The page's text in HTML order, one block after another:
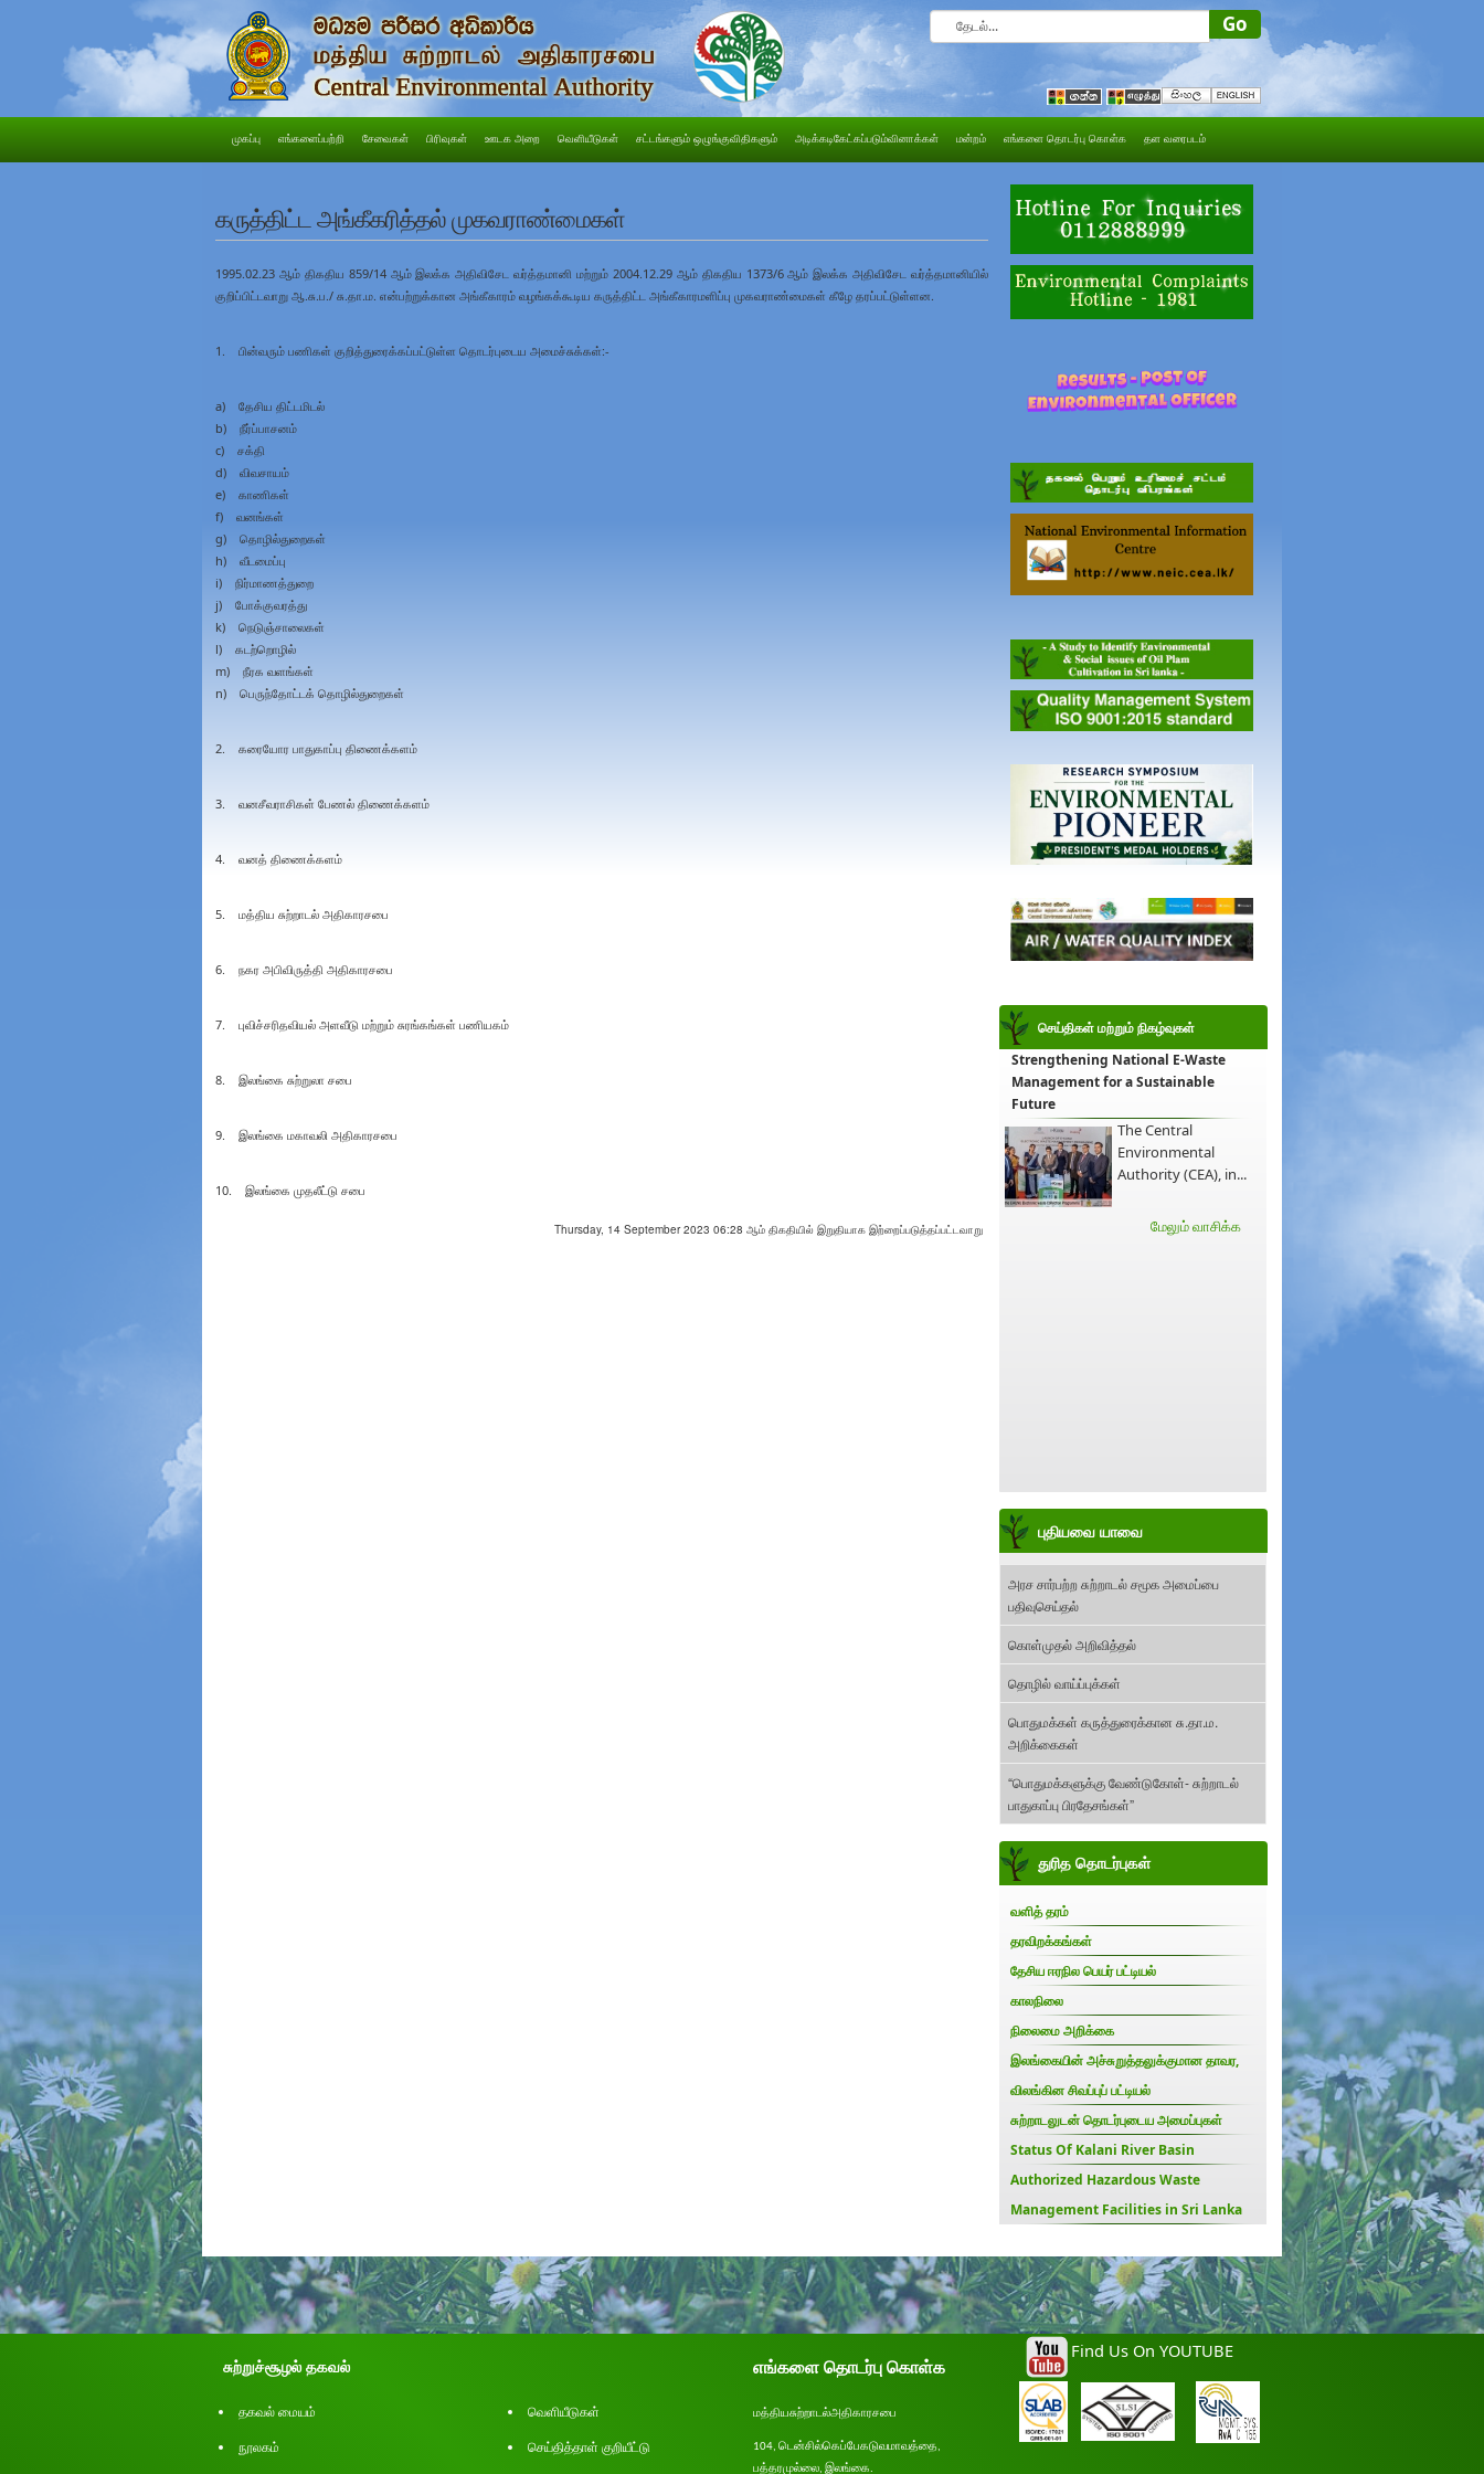
முகப்பு எங்களைப்பற்றி சேவைகள் பிரிவுகள் ஊடக அறை வெளியீடுகள் சட்டங்களும் ஒழுங்குவிதிகளும் அடிக்கடிகேட்கப்படும்வினாக்கள் மன்றம் எங்களை தொடர்பு கொள்க தள வரைபடம்
கருத்திட்ட அங்கீகரித்தல் முகவராண்மைகள்
1995.02.23 ஆம் திகதிய 859/14 ஆம் இலக்க அதிவிசேட வர்த்தமானி மற்றும் 2004.12.29 ஆம் திகதிய 1373/6 ஆம் இலக்க அதிவிசேட வர்த்தமானியில்
குறிப்பிட்டவாறு ஆ.சு.ப./ சு.தா.ம. என்பற்றுக்கான அங்கீகாரம் வழங்கக்கூடிய கருத்திட்ட அங்கீகாரமளிப்பு முகவராண்மைகள் கீழே தரப்பட்டுள்ளன.
1. பின்வரும் பணிகள் குறித்துரைக்கப்பட்டுள்ள தொடர்புடைய அமைச்சுக்கள்:-
a) தேசிய திட்டமிடல்
b) நீர்ப்பாசனம்
c) சக்தி
d) விவசாயம்
e) காணிகள்
f) வனங்கள்
g) தொழில்துறைகள்
h) வீடமைப்பு
i) நிர்மாணத்துறை
j) போக்குவரத்து
k) நெடுஞ்சாலைகள்
l) கடற்றொழில்
m) நீரக வளங்கள்
n) பெருந்தோட்டக் தொழில்துறைகள்
2. கரையோர பாதுகாப்பு திணைக்களம்
3. வனசீவராசிகள் பேணல் திணைக்களம்
4. வனத் திணைக்களம்
5. மத்திய சுற்றாடல் அதிகாரசபை
6. நகர அபிவிருத்தி அதிகாரசபை
7. புவிச்சரிதவியல் அளவீடு மற்றும் சுரங்கங்கள் பணியகம்
8. இலங்கை சுற்றுலா சபை
9. இலங்கை மகாவலி அதிகாரசபை
10. இலங்கை முதலீட்டு சபை
Thursday, 14 September 2023 06:28 ஆம் திகதியில் இறுதியாக இற்றைப்படுத்தப்பட்டவாறு
செய்திகள் மற்றும் நிகழ்வுகள்
Strengthening National E-Waste
Management for a Sustainable
Future
The Central
Environmental
Authority (CEA), in...
மேலும் வாசிக்க
புதியவை யாவை
அரச சார்பற்ற சுற்றாடல் சமூக அமைப்பை
பதிவுசெய்தல்
கொள்முதல் அறிவித்தல்
தொழில் வாய்ப்புக்கள்
பொதுமக்கள் கருத்துரைக்கான சு.தா.ம.
அறிக்கைகள்
“பொதுமக்களுக்கு வேண்டுகோள்- சுற்றாடல்
பாதுகாப்பு பிரதேசங்கள்”
துரித தொடர்புகள்
வளித் தரம்
தரவிறக்கங்கள்
தேசிய ஈரநில பெயர் பட்டியல்
காலநிலை
நிலைமை அறிக்கை
இலங்கையின் அச்சுறுத்தலுக்குமான தாவர,
விலங்கின சிவப்புப் பட்டியல்
சுற்றாடலுடன் தொடர்புடைய அமைப்புகள்
Status Of Kalani River Basin
Authorized Hazardous Waste
Management Facilities in Sri Lanka
சுற்றுச்சூழல் தகவல்
தகவல் மையம்
வெளியீடுகள்
நூலகம்
செய்தித்தாள் குறியீட்டு
எங்களை தொடர்பு கொள்க
மத்தியசுற்றாடல்அதிகாரசபை
104, டென்சில்கெப்பேகடுவமாவத்தை,
பத்தரமுல்லை, இலங்கை
Find Us On YOUTUBE